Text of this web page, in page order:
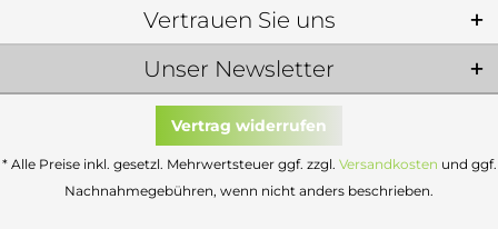
Unser Newsletter
Vertrauen Sie uns
Vertrag widerrufen
* Alle Preise inkl. gesetzl. Mehrwertsteuer ggf. zzgl. Versandkosten und ggf.
Nachnahmegebühren, wenn nicht anders beschrieben.